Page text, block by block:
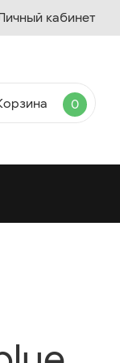
кабинет
0